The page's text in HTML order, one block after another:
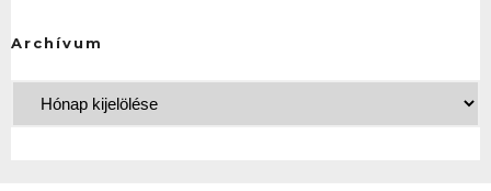
Archívum